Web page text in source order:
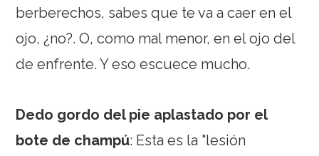
berberechos, sabes que te va a caer en el
ojo, ¿no?. O, como mal menor, en el ojo del
de enfrente. Y eso escuece mucho.
Dedo gordo del pie aplastado por el
bote de champú: Esta es la "lesión